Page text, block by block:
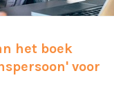
het boek
voor